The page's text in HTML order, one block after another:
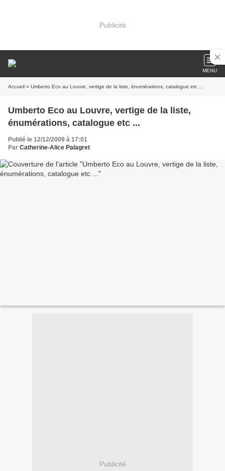
Publicité
MENU
Accueil » Umberto Eco au Louvre, vertige de la liste, énumérations, catalogue etc ...
Umberto Eco au Louvre, vertige de la liste,
énumérations, catalogue etc ...
Publié le 12/12/2009 à 17:01
Par Catherine-Alice Palagret
Publicité